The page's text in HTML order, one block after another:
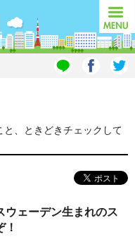
MENU
、ときどきチェックして
ウェーデン生まれのス